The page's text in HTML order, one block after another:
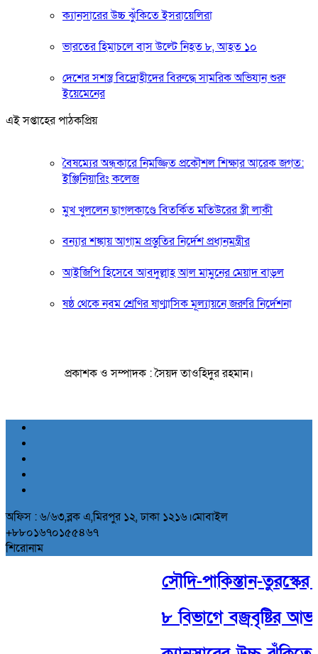
ক্যানসারের উচ্চ ঝুঁকিতে ইসরায়েলিরা
ভারতের হিমাচলে বাস উল্টে নিহত ৮, আহত ১০
দেশের সশস্ত্র বিদ্রোহীদের বিরুদ্ধে সামরিক অভিযান শুরু
ইয়েমেনের
এই সপ্তাহের পাঠকপ্রিয়
বৈষম্যের অন্ধকারে নিমজ্জিত প্রকৌশল শিক্ষার আরেক জগত:
ইঞ্জিনিয়ারিং কলেজ
মুখ খুললেন ছাগলকাণ্ডে বিতর্কিত মতিউরের স্ত্রী লাকী
বন্যার শঙ্কায় আগাম প্রস্তুতির নির্দেশ প্রধানমন্ত্রীর
আইজিপি হিসেবে আবদুল্লাহ আল মামুনের মেয়াদ বাড়ল
ষষ্ঠ থেকে নবম শ্রেণির ষাণ্মাসিক মূল্যায়নে জরুরি নির্দেশনা
প্রকাশক ও সম্পাদক : সৈয়দ তাওহিদুর রহমান।
অফিস : ৬/৬৩,ব্লক এ,মিরপুর ১২, ঢাকা ১২১৬।মোবাইল
+৮৮০১৬৭০১৫৫৪৬৭
শিরোনাম
সৌদি-পাকিস্তান-তুরস্কের
৮ বিভাগে বজ্রবৃষ্টির